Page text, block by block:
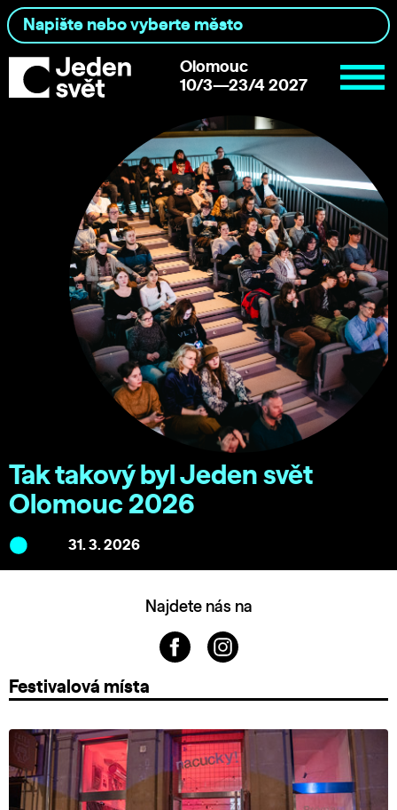
Olomouc
10/3—23/4 2027
Tak takový byl Jeden svět
Olomouc 2026
31. 3. 2026
Najdete nás na
Festivalová místa